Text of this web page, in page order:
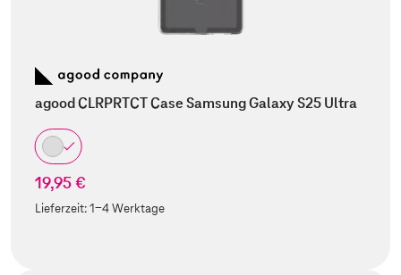
agood CLRPRTCT Case Samsung Galaxy S25 Ultra
19,95 €
Lieferzeit:1-4 Werktage